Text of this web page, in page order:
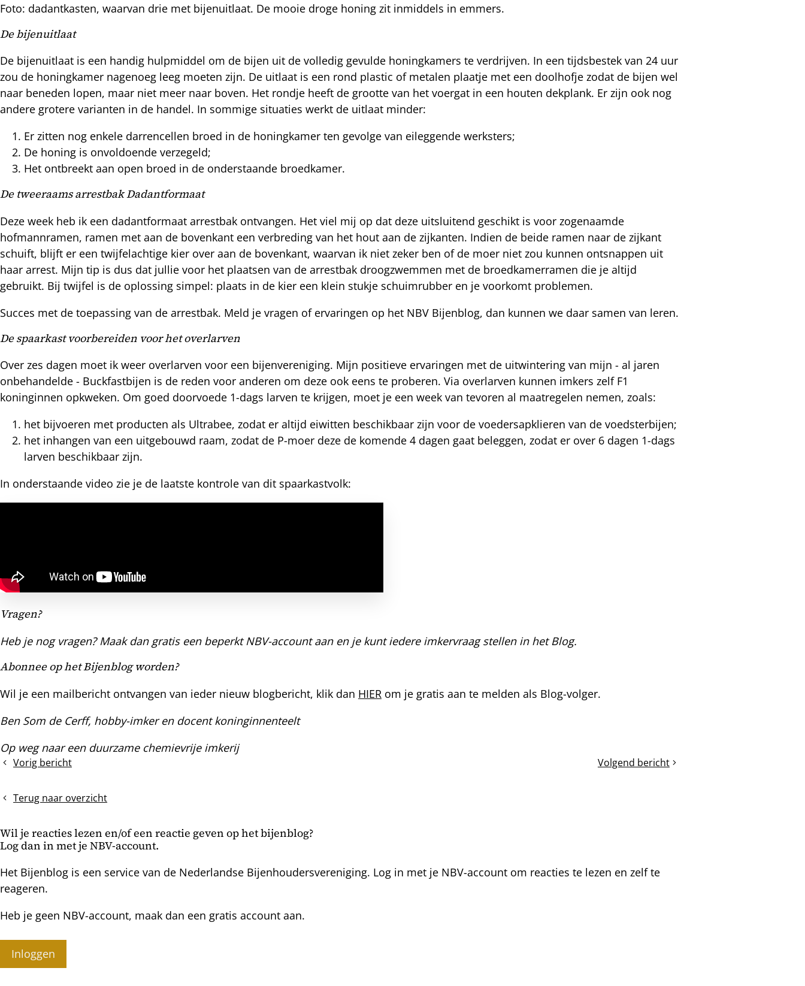
Foto: dadantkasten, waarvan drie met bijenuitlaat. De mooie droge honing zit inmiddels in emmers.
De bijenuitlaat
De bijenuitlaat is een handig hulpmiddel om de bijen uit de volledig gevulde honingkamers te verdrijven. In een tijdsbestek van 24 uur
zou de honingkamer nagenoeg leeg moeten zijn. De uitlaat is een rond plastic of metalen plaatje met een doolhofje zodat de bijen wel
naar beneden lopen, maar niet meer naar boven. Het rondje heeft de grootte van het voergat in een houten dekplank. Er zijn ook nog
andere grotere varianten in de handel. In sommige situaties werkt de uitlaat minder:
Er zitten nog enkele darrencellen broed in de honingkamer ten gevolge van eileggende werksters;
De honing is onvoldoende verzegeld;
Het ontbreekt aan open broed in de onderstaande broedkamer.
De tweeraams arrestbak Dadantformaat
Deze week heb ik een dadantformaat arrestbak ontvangen. Het viel mij op dat deze uitsluitend geschikt is voor zogenaamde
hofmannramen, ramen met aan de bovenkant een verbreding van het hout aan de zijkanten. Indien de beide ramen naar de zijkant
schuift, blijft er een twijfelachtige kier over aan de bovenkant, waarvan ik niet zeker ben of de moer niet zou kunnen ontsnappen uit
haar arrest. Mijn tip is dus dat jullie voor het plaatsen van de arrestbak droogzwemmen met de broedkamerramen die je altijd
gebruikt. Bij twijfel is de oplossing simpel: plaats in de kier een klein stukje schuimrubber en je voorkomt problemen.
Succes met de toepassing van de arrestbak. Meld je vragen of ervaringen op het NBV Bijenblog, dan kunnen we daar samen van leren.
De spaarkast voorbereiden voor het overlarven
Over zes dagen moet ik weer overlarven voor een bijenvereniging. Mijn positieve ervaringen met de uitwintering van mijn - al jaren
onbehandelde - Buckfastbijen is de reden voor anderen om deze ook eens te proberen. Via overlarven kunnen imkers zelf F1
koninginnen opkweken. Om goed doorvoede 1-dags larven te krijgen, moet je een week van tevoren al maatregelen nemen, zoals:
het bijvoeren met producten als Ultrabee, zodat er altijd eiwitten beschikbaar zijn voor de voedersapklieren van de voedsterbijen;
het inhangen van een uitgebouwd raam, zodat de P-moer deze de komende 4 dagen gaat beleggen, zodat er over 6 dagen 1-dags
larven beschikbaar zijn.
In onderstaande video zie je de laatste kontrole van dit spaarkastvolk:
Vragen?
Heb je nog vragen? Maak dan gratis een beperkt NBV-account aan en je kunt iedere imkervraag stellen in het Blog.
Abonnee op het Bijenblog worden?
Wil je een mailbericht ontvangen van ieder nieuw blogbericht, klik dan HIER om je gratis aan te melden als Blog-volger.
Ben Som de Cerff, hobby-imker en docent koninginnenteelt
Op weg naar een duurzame chemievrije imkerij
Vorig bericht
Drie
reacties
Volgend bericht
Biodiversiteit
Terug naar overzicht
Wil je reacties lezen en/of een reactie geven op het bijenblog?
Log dan in met je NBV-account.
Het Bijenblog is een service van de Nederlandse Bijenhoudersvereniging. Log in met je NBV-account om reacties te lezen en zelf te
reageren.
Heb je geen NBV-account, maak dan een gratis account aan.
Inloggen